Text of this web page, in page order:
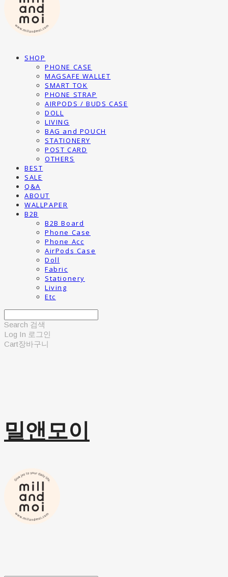
SHOP
PHONE CASE
MAGSAFE WALLET
SMART TOK
PHONE STRAP
AIRPODS / BUDS CASE
DOLL
LIVING
BAG and POUCH
STATIONERY
POST CARD
OTHERS
BEST
SALE
Q&A
ABOUT
WALLPAPER
B2B
B2B Board
Phone Case
Phone Acc
AirPods Case
Doll
Fabric
Stationery
Living
Etc
Search 검색
Log In 로그인
Cart장바구니
밀앤모이